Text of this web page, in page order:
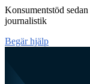
Konsumentstöd
journalistik
Begär hjälp